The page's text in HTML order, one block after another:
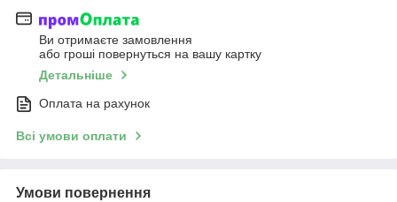
Ви отримаєте замовлення
або гроші повернуться на вашу картку
Детальніше
Оплата на рахунок
Всі умови оплати
Умови повернення